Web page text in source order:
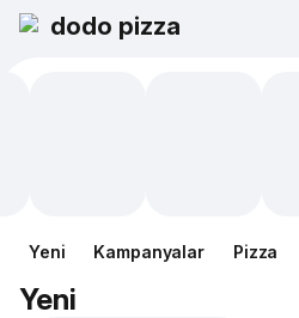
dodo pizza
Yeni Kampanyalar Pizza
Yeni